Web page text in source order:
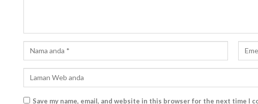
Save my name, email, and website in this browser for the next time I